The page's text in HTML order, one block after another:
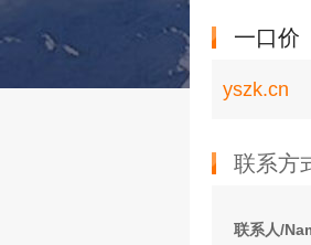
一口价
yszk.cn
联系方
联系人/